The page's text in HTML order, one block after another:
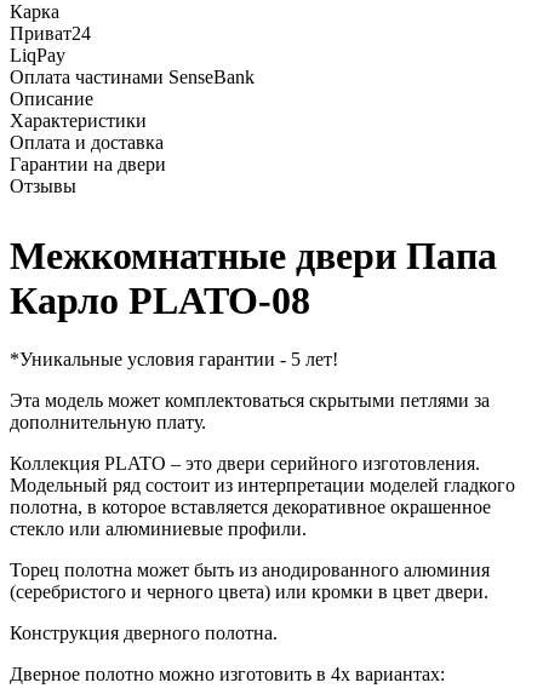
Карка
Приват24
LiqPay
Оплата частинами SenseBank
Описание
Характеристики
Оплата и доставка
Гарантии на двери
Отзывы
Межкомнатные двери Папа
Карло PLATO-08
*Уникальные условия гарантии - 5 лет!
Эта модель может комплектоваться скрытыми петлями за
дополнительную плату.
Коллекция PLATO – это двери серийного изготовления.
Модельный ряд состоит из интерпретации моделей гладкого
полотна, в которое вставляется декоративное окрашенное
стекло или алюминиевые профили.
Торец полотна может быть из анодированного алюминия
(серебристого и черного цвета) или кромки в цвет двери.
Конструкция дверного полотна.
Дверное полотно можно изготовить в 4х вариантах: